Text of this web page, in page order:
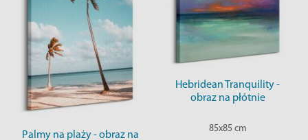
Palmy na plaży - obraz na
Hebridean Tranquility -
obraz na płótnie
85x85 cm